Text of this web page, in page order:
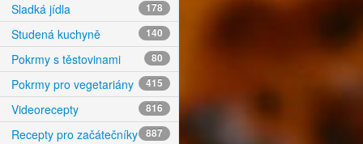
Sladká jídla 178
Studená kuchyně 140
Pokrmy s těstovinami 80
Pokrmy pro vegetariány 415
Videorecepty 816
Recepty pro začátečníky 887